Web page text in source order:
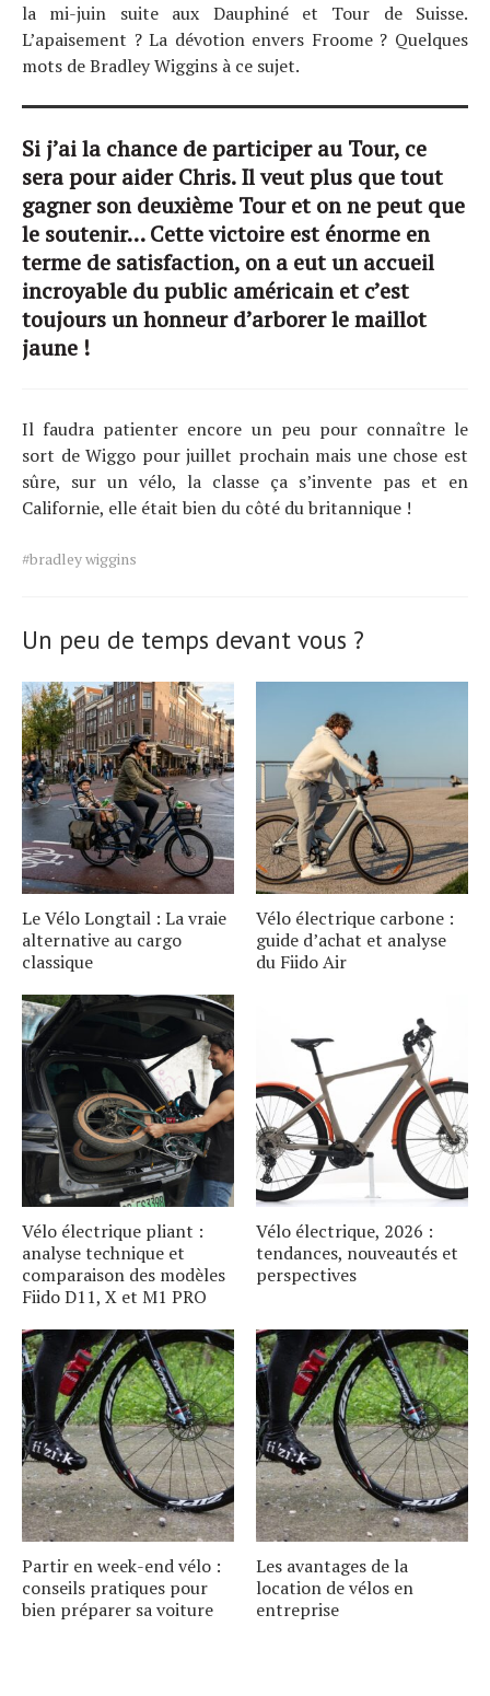
la mi-juin suite aux Dauphiné et Tour de Suisse.
L’apaisement ? La dévotion envers Froome ? Quelques
mots de Bradley Wiggins à ce sujet.
Si j’ai la chance de participer au Tour, ce
sera pour aider Chris. Il veut plus que tout
gagner son deuxième Tour et on ne peut que
le soutenir… Cette victoire est énorme en
terme de satisfaction, on a eut un accueil
incroyable du public américain et c’est
toujours un honneur d’arborer le maillot
jaune !
Il faudra patienter encore un peu pour connaître le
sort de Wiggo pour juillet prochain mais une chose est
sûre, sur un vélo, la classe ça s’invente pas et en
Californie, elle était bien du côté du britannique !
Tags
article.
#bradley wiggins
Un peu de temps devant vous ?
Le Vélo Longtail : La vraie
alternative au cargo
classique
Vélo électrique carbone :
guide d’achat et analyse
du Fiido Air
Vélo électrique pliant :
analyse technique et
comparaison des modèles
Fiido D11, X et M1 PRO
Vélo électrique, 2026 :
tendances, nouveautés et
perspectives
Partir en week-end vélo :
conseils pratiques pour
bien préparer sa voiture
Les avantages de la
location de vélos en
entreprise